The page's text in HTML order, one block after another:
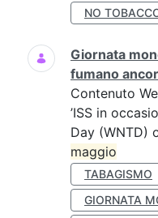
NO
Giornata
fumano
Contenuto
’ISS in
Day (WNTD)
maggio
TABAGISMO
GIORNATA